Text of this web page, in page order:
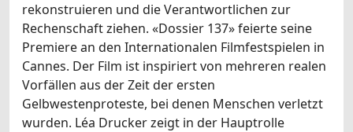
rekonstruieren und die Verantwortlichen zur
Rechenschaft ziehen. «Dossier 137» feierte seine
Premiere an den Internationalen Filmfestspielen in
Cannes. Der Film ist inspiriert von mehreren realen
Vorfällen aus der Zeit der ersten
Gelbwestenproteste, bei denen Menschen verletzt
wurden. Léa Drucker zeigt in der Hauptrolle